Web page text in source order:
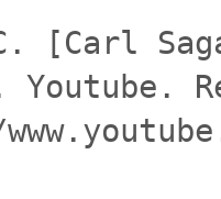
[Carl
Youtube.